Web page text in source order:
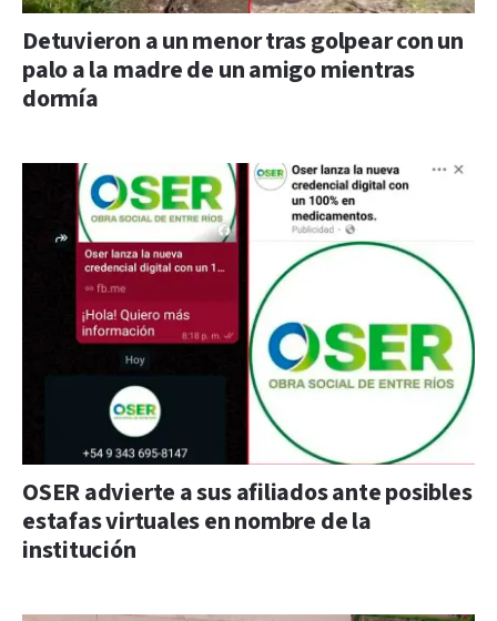
Detuvieron a un menor tras golpear con un
palo a la madre de un amigo mientras
dormía
OSER advierte a sus afiliados ante posibles
estafas virtuales en nombre de la
institución